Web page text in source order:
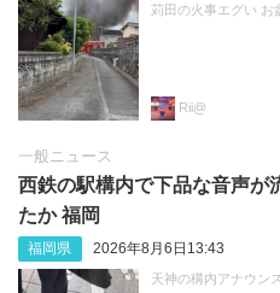
苅田の火事エグい お
Rii@
一般ニュース
西鉄の駅構内で下品な音声が
たか 福岡
福岡県 2026年8月6日13:43
天神の構内アナウン